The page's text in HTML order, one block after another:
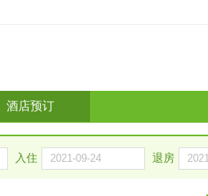
酒店预订
入住 退房